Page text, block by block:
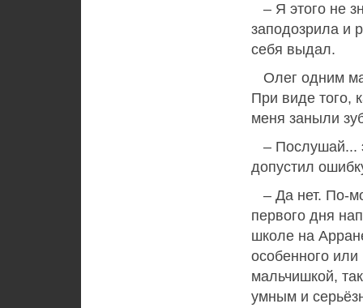
– Я этого не
заподозрила и
себя выдал.
Олег одним
При виде того,
меня заныли
– Послушай...
допустил
– Да нет. По-
первого дня
школе на
особенного
мальчишкой,
умным и